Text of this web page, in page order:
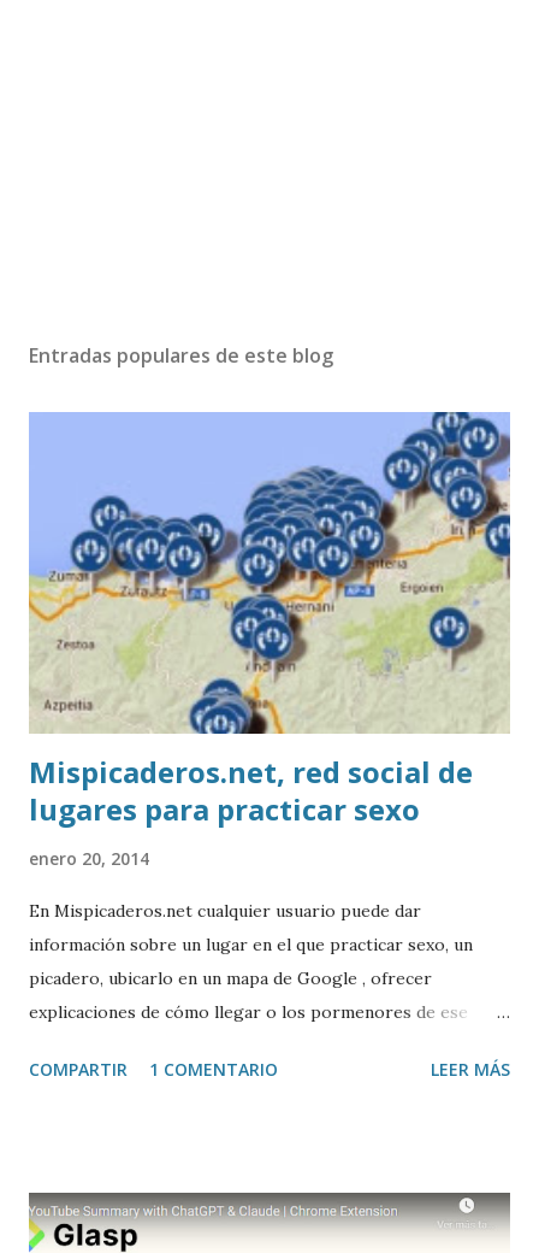
Entradas populares de este blog
Mispicaderos.net, red social de
lugares para practicar sexo
enero 20, 2014
En Mispicaderos.net cualquier usuario puede dar
información sobre un lugar en el que practicar sexo, un
picadero, ubicarlo en un mapa de Google , ofrecer
explicaciones de cómo llegar o los pormenores de ese
el creador de este portal. Descargar mp3
COMPARTIR 1 COMENTARIO LEER MÁS